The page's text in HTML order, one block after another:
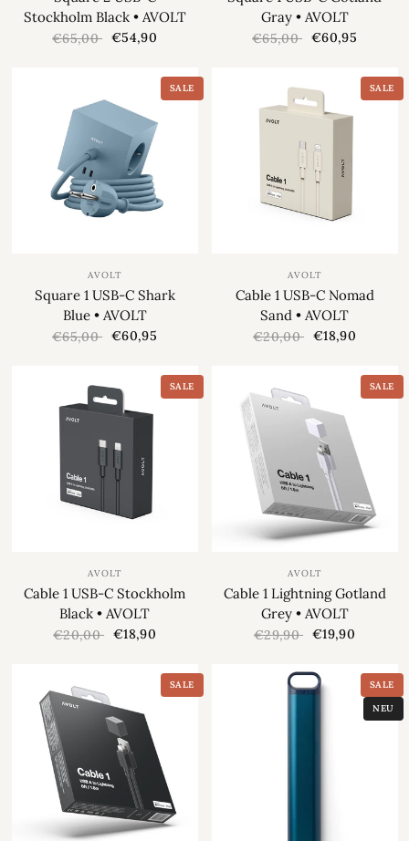
Stockholm Black • AVOLT
€65,00 €54,90
Gray • AVOLT
€65,00 €60,95
SALE
AVOLT
Square 1 USB-C Shark
Blue • AVOLT
€65,00 €60,95
SALE
AVOLT
Cable 1 USB-C Nomad
Sand • AVOLT
€20,00 €18,90
SALE
AVOLT
Cable 1 USB-C Stockholm
Black • AVOLT
€20,00 €18,90
SALE
AVOLT
Cable 1 Lightning Gotland
Grey • AVOLT
€29,90 €19,90
SALE
SALE
NEU